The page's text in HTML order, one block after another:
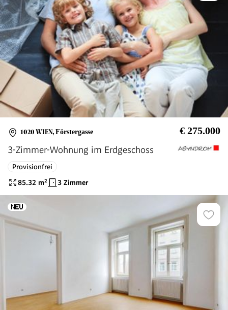
1020 WIEN, Förstergasse € 275.000
3-Zimmer-Wohnung im Erdgeschoss
Provisionfrei
85.32 m² 3 Zimmer